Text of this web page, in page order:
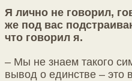
Я лично не говорил,
же под вас
что говорил я.
– Мы не знаем такого
вывод о единстве – это